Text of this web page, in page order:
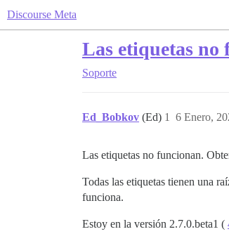
Discourse Meta
Las etiquetas
Soporte
Ed_Bobkov (Ed) 6 Enero,
1
Las etiquetas no funcionan.
Todas las etiquetas tienen una
funciona.
Estoy en la versión 2.7.0.beta1 (